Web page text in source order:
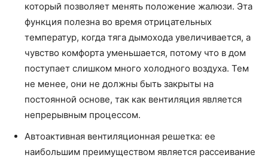
который позволяет менять положение жалюзи. Эта
функция полезна во время отрицательных
температур, когда тяга дымохода увеличивается, а
чувство комфорта уменьшается, потому что в дом
поступает слишком много холодного воздуха. Тем
не менее, они не должны быть закрыты на
постоянной основе, так как вентиляция является
непрерывным процессом.
Автоактивная вентиляционная решетка: ее
наибольшим преимуществом является рассеивание